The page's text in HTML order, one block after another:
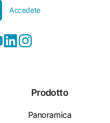
Accedete
Prodotto
Panoramica